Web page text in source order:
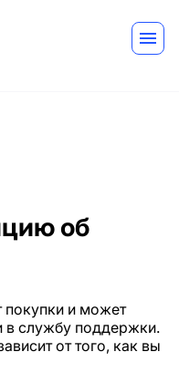
об
покупки и может
в службу поддержки.
от того, как вы